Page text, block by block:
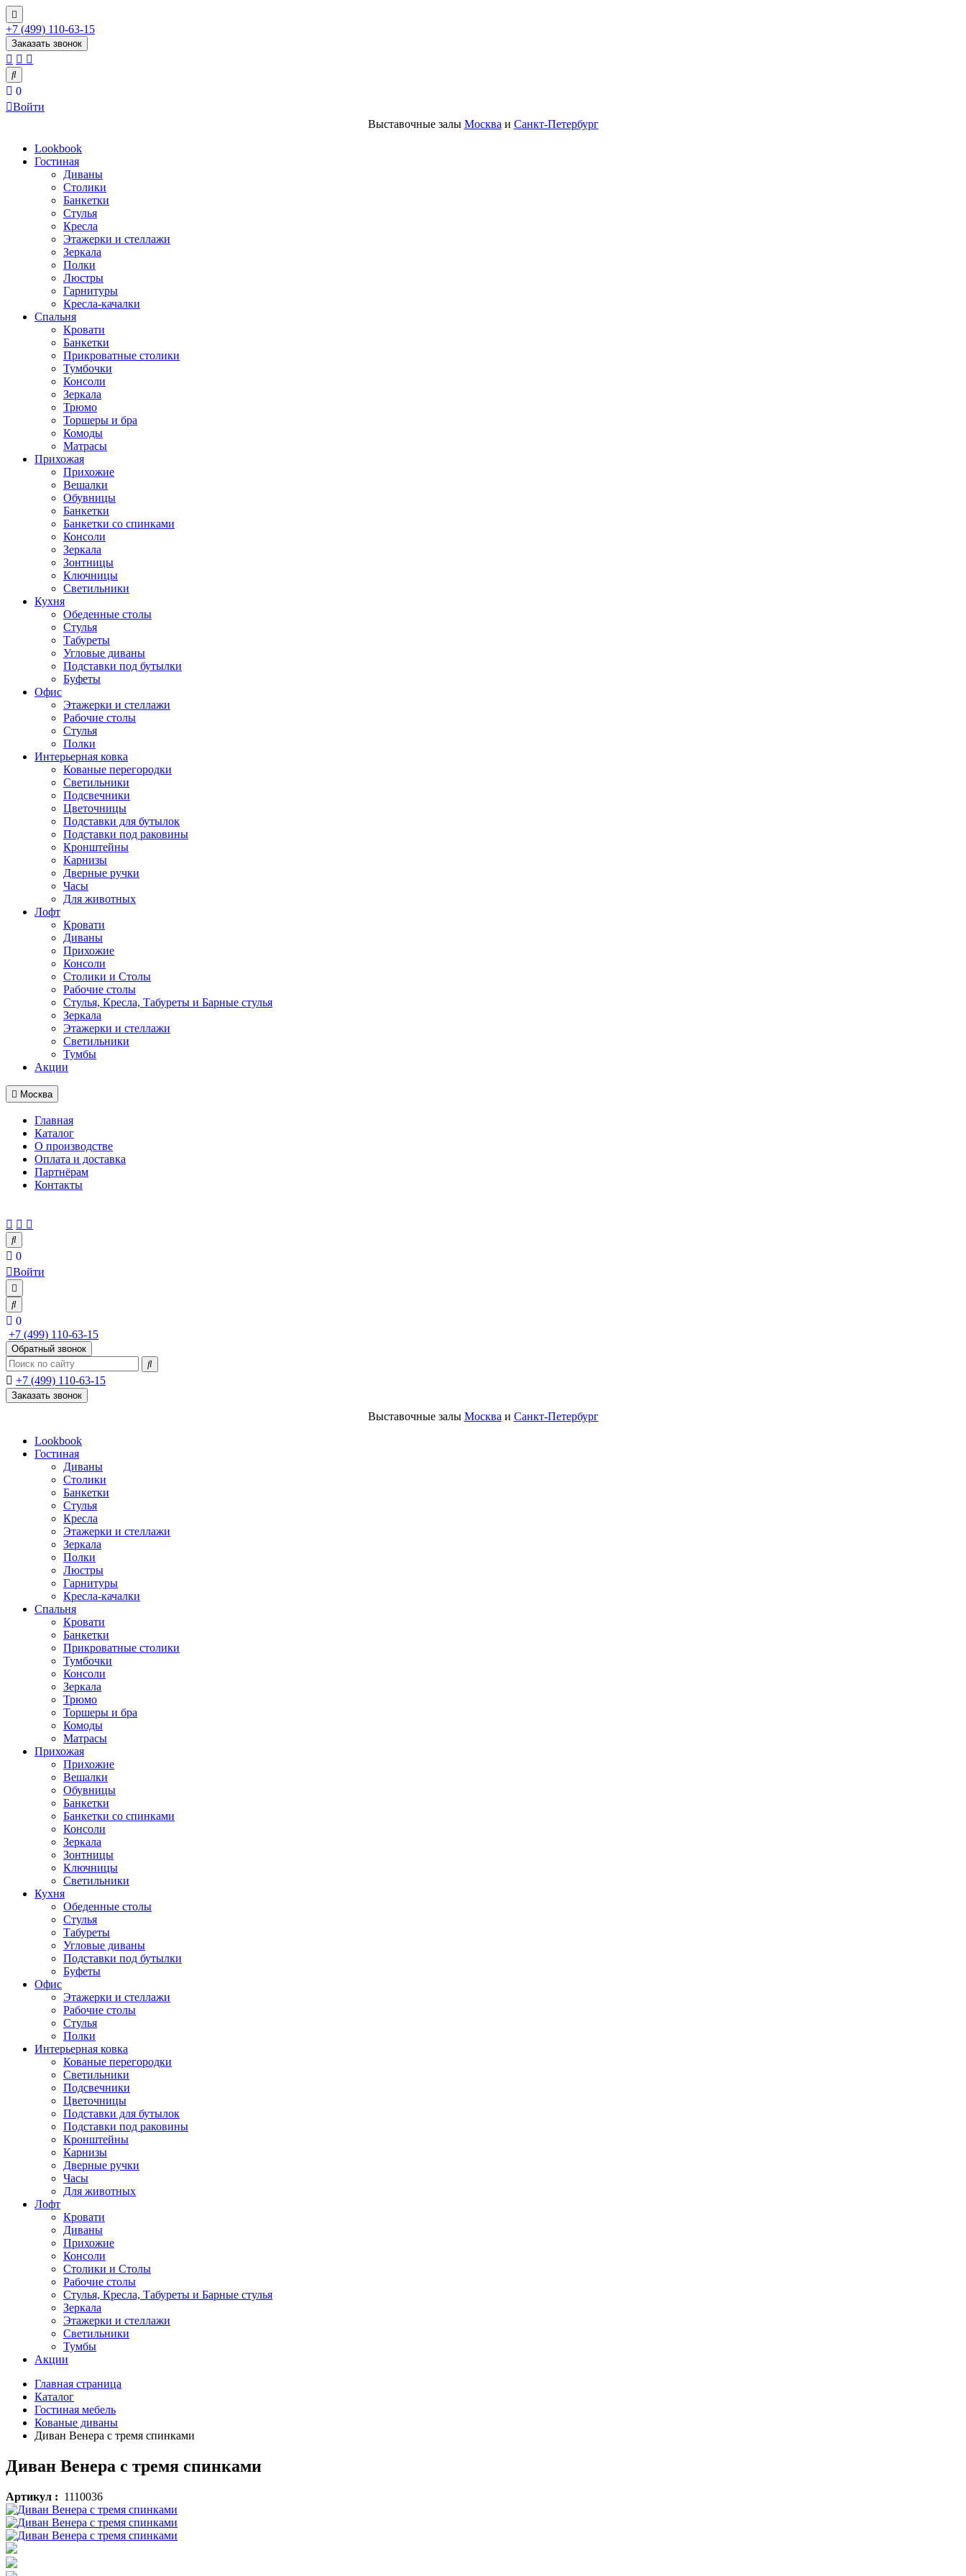
+7 (499) 110-63-15
Заказать звонок
0
Войти
Выставочные залы Москва и Санкт-Петербург
Lookbook
Гостиная
Диваны
Столики
Банкетки
Стулья
Кресла
Этажерки и стеллажи
Зеркала
Полки
Люстры
Гарнитуры
Кресла-качалки
Спальня
Кровати
Банкетки
Прикроватные столики
Тумбочки
Консоли
Зеркала
Трюмо
Торшеры и бра
Комоды
Матрасы
Прихожая
Прихожие
Вешалки
Обувницы
Банкетки
Банкетки со спинками
Консоли
Зеркала
Зонтницы
Ключницы
Светильники
Кухня
Обеденные столы
Стулья
Табуреты
Угловые диваны
Подставки под бутылки
Буфеты
Офис
Этажерки и стеллажи
Рабочие столы
Стулья
Полки
Интерьерная ковка
Кованые перегородки
Светильники
Подсвечники
Цветочницы
Подставки для бутылок
Подставки под раковины
Кронштейны
Карнизы
Дверные ручки
Часы
Для животных
Лофт
Кровати
Диваны
Прихожие
Консоли
Столики и Столы
Рабочие столы
Стулья, Кресла, Табуреты и Барные стулья
Зеркала
Этажерки и стеллажи
Светильники
Тумбы
Акции
Москва
Главная
Каталог
О производстве
Оплата и доставка
Партнёрам
Контакты
0
Войти
0
+7 (499) 110-63-15
Обратный звонок
+7 (499) 110-63-15
Заказать звонок
Выставочные залы Москва и Санкт-Петербург
Lookbook
Гостиная
Диваны
Столики
Банкетки
Стулья
Кресла
Этажерки и стеллажи
Зеркала
Полки
Люстры
Гарнитуры
Кресла-качалки
Спальня
Кровати
Банкетки
Прикроватные столики
Тумбочки
Консоли
Зеркала
Трюмо
Торшеры и бра
Комоды
Матрасы
Прихожая
Прихожие
Вешалки
Обувницы
Банкетки
Банкетки со спинками
Консоли
Зеркала
Зонтницы
Ключницы
Светильники
Кухня
Обеденные столы
Стулья
Табуреты
Угловые диваны
Подставки под бутылки
Буфеты
Офис
Этажерки и стеллажи
Рабочие столы
Стулья
Полки
Интерьерная ковка
Кованые перегородки
Светильники
Подсвечники
Цветочницы
Подставки для бутылок
Подставки под раковины
Кронштейны
Карнизы
Дверные ручки
Часы
Для животных
Лофт
Кровати
Диваны
Прихожие
Консоли
Столики и Столы
Рабочие столы
Стулья, Кресла, Табуреты и Барные стулья
Зеркала
Этажерки и стеллажи
Светильники
Тумбы
Акции
Главная страница
Каталог
Гостиная мебель
Кованые диваны
Диван Венера с тремя спинками
Диван Венера с тремя спинками
Артикул : 1110036